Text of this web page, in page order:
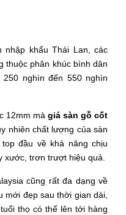
nhập khẩu Thái Lan, các
thuộc phân khúc bình dân
nghìn đến 550 nghìn
12mm mà giá sàn gỗ cốt
nhiên chất lượng của sàn
đầu về khả năng chịu
xước, trơn trượt hiệu quả.
cũng rất đa dạng về
mới đẹp sau thời gian dài,
thọ có thể lên tới hàng